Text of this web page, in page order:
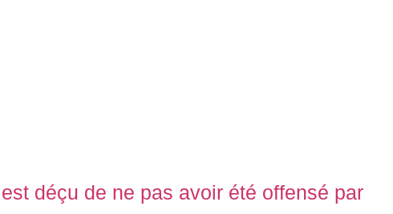
déçu de ne pas avoir été offensé par